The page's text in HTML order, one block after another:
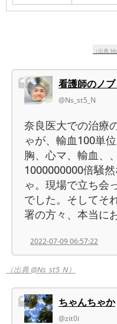
（出典
看護師のノブ
@Ns_st5_N
奈良医大での治療
ゃが、輸血100単
胸、心マ、輸血、
1000000000倍騒
ゃ。現場で立ち会
でした。そしてそ
署の方々、本当に
2022-07-09 06:57:22
（出典 @Ns_st5_N）
ちゃんちゃか
@zit0i